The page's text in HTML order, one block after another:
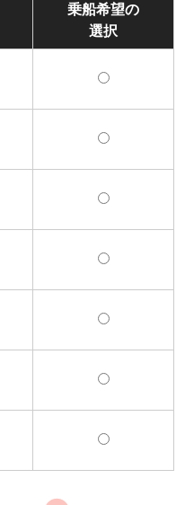
乗船希望の
選択